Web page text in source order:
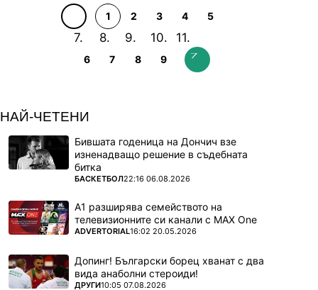
1 2 3 4 5
6 7 8 9
НАЙ-ЧЕТЕНИ
Бившата годеница на Дончич взе
изненадващо решение в съдебната
битка
ПОВЕЧЕ ОТ
БАСКЕТБОЛ22:16 06.08.2026
А1 разширява семейството на
телевизионните си канали с MAX One
ПОВЕЧЕ ОТ
ADVERTORIAL16:02 20.05.2026
Допинг! Български борец хванат с два
вида анаболни стероиди!
ПОВЕЧЕ ОТ
ДРУГИ10:05 07.08.2026